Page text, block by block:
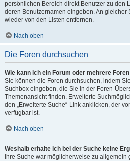
persönlichen Bereich direkt Benutzer zu den
deren Benutzernamen eingeben. An gleicher
wieder von den Listen entfernen.
Nach oben
Die Foren durchsuchen
Wie kann ich ein Forum oder mehrere
Sie können die Foren durchsuchen, indem
Suchbox eingeben, die Sie in der Foren-
Themenansicht finden. Erweiterte
den „Erweiterte Suche“-Link anklicken, der
verfügbar ist.
Nach oben
Weshalb erhalte ich bei der Suche keine
Ihre Suche war möglicherweise zu